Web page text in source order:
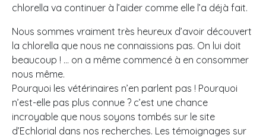
chlorella va continuer à l’aider comme elle l’a déjà fait.
Nous sommes vraiment très heureux d’avoir découvert
la chlorella que nous ne connaissions pas. On lui doit
beaucoup ! … on a même commencé à en consommer
nous même.
Pourquoi les vétérinaires n’en parlent pas ! Pourquoi
n’est-elle pas plus connue ? c’est une chance
incroyable que nous soyons tombés sur le site
d’Echlorial dans nos recherches. Les témoignages sur